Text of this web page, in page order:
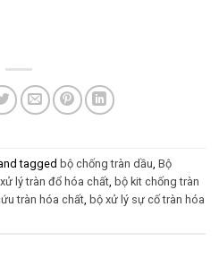
tagged bộ chống tràn dầu Bộ
lý tràn đổ hóa chất bộ kit chống tràn
tràn hóa chất bộ xử lý sự cố tràn hóa